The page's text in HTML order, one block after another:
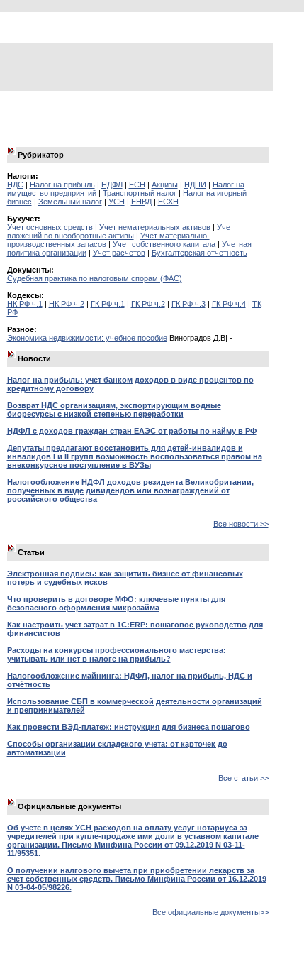
Рубрикатор
Налоги:
НДС| Налог на прибыль| НДФЛ| ЕСН | Акцизы| НДПИ | Налог на
имущество предприятий| Транспортный налог| Налог на игорный
бизнес | Земельный налог| УСН | ЕНВД| ЕСХН
Бухучет:
Учет основных средств| Учет нематериальных активов| Учет
вложений во внеоборотные активы| Учет материально-
производственных запасов| Учет собственного капитала| Учетная
политика организации| Учет расчетов| Бухгалтерская отчетность
Документы:
Судебная практика по налоговым спорам (ФАС)
Кодексы:
НК РФ ч.1 | НК РФ ч.2| ГК РФ ч.1 | ГК РФ ч.2| ГК РФ ч.3| ГК РФ ч.4| ТК
РФ
Разное:
Экономика недвижимости: учебное пособиеВиноградов Д.В| -
Новости
Налог на прибыль: учет банком доходов в виде процентов по
кредитному договору
Возврат НДС организациям, экспортирующим водные
биоресурсы с низкой степенью переработки
НДФЛ с доходов граждан стран ЕАЭС от работы по найму в РФ
Депутаты предлагают восстановить для детей-инвалидов и
инвалидов I и II групп возможность воспользоваться правом на
внеконкурсное поступление в ВУЗы
Налогообложение НДФЛ доходов резидента Великобритании,
полученных в виде дивидендов или вознаграждений от
российского общества
Все новости >>
Статьи
Электронная подпись: как защитить бизнес от финансовых
потерь и судебных исков
Что проверить в договоре МФО: ключевые пункты для
безопасного оформления микрозайма
Как настроить учет затрат в 1С:ERP: пошаговое руководство для
финансистов
Расходы на конкурсы профессионального мастерства:
учитывать или нет в налоге на прибыль?
Налогообложение майнинга: НДФЛ, налог на прибыль, НДС и
отчётность
Использование СБП в коммерческой деятельности организаций
и препринимателей
Как провести ВЭД-платеж: инструкция для бизнеса пошагово
Способы организации складского учета: от карточек до
автоматизации
Все статьи >>
Официальные документы
Об учете в целях УСН расходов на оплату услуг нотариуса за
учредителей при купле-продаже ими доли в уставном капитале
организации. Письмо Минфина России от 09.12.2019 N 03-11-
11/95351.
О получении налгового вычета при приобретении лекарств за
счет собственных средств. Письмо Минфина России от 16.12.2019
N 03-04-05/98226.
Все официальные документы>>